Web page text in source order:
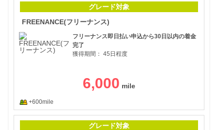
グレード対象
FREENANCE(フリーナンス)
フリーナンス即日払い申込から30日以内の着金
完了
獲得期間： 45日程度
6,000
+600mile
グレード対象